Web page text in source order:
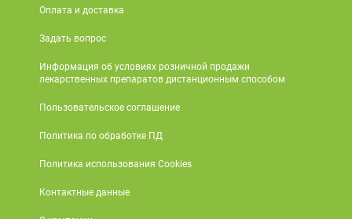
Оплата и доставка
Задать вопрос
Информация об условиях розничной продажи
лекарственных препаратов дистанционным способом
Пользовательское соглашение
Политика по обработке ПД
Политика использования Cookies
Контактные данные